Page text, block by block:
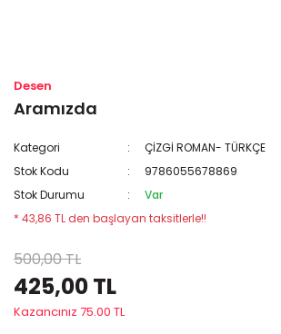
Desen
Aramızda
Kategori
ÇİZGİ ROMAN- TÜRKÇE
Stok Kodu
9786055678869
Stok Durumu
Var
* 43,86 TL den başlayan taksitlerle!!
500,00 TL
425,00 TL
Kazancınız 75.00 TL